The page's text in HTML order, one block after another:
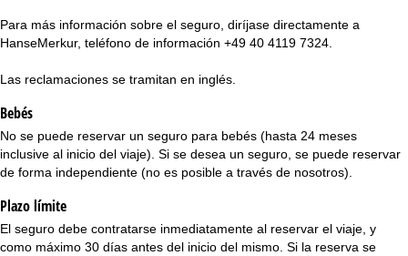
Para más información sobre el seguro, diríjase directamente a
HanseMerkur, teléfono de información +49 40 4119 7324.
Las reclamaciones se tramitan en inglés.
Bebés
No se puede reservar un seguro para bebés (hasta 24 meses
inclusive al inicio del viaje). Si se desea un seguro, se puede reservar
de forma independiente (no es posible a través de nosotros).
Plazo límite
El seguro debe contratarse inmediatamente al reservar el viaje, y
como máximo 30 días antes del inicio del mismo. Si la reserva se